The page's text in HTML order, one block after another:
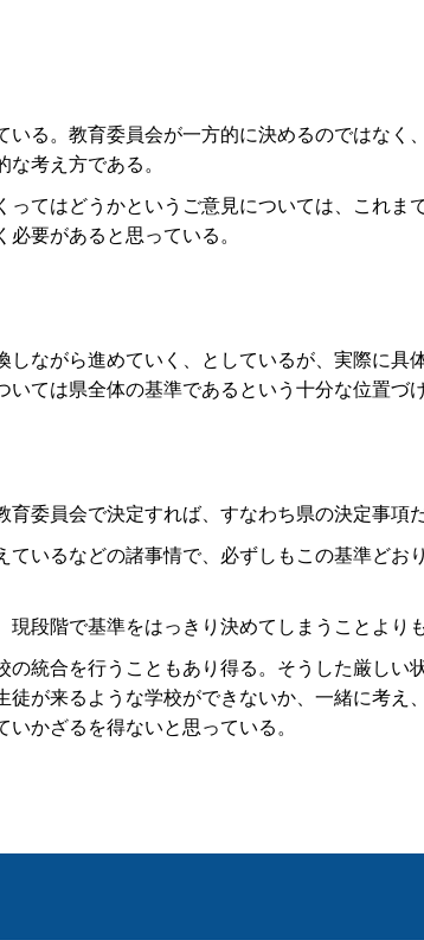
る。教育委員会が一方的に決めるのではなく
考え方である。
てはどうかというご意見については、これま
要があると思っている。
ながら進めていく、としているが、実際に具
ては県全体の基準であるという十分な位置づ
委員会で決定すれば、すなわち県の決定事項
いるなどの諸事情で、必ずしもこの基準どお
段階で基準をはっきり決めてしまうことより
統合を行うこともあり得る。そうした厳しい
が来るような学校ができないか、一緒に考
かざるを得ないと思っている。